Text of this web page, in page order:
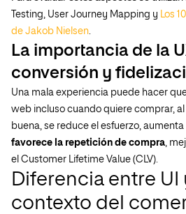
Testing, User Journey Mapping y Los
de Jakob Nielsen.
La importancia de la
conversión y
Una mala experiencia puede hacer
web incluso cuando quiere comprar,
buena, se reduce el esfuerzo,
favorece la repetición de compra,
el Customer Lifetime Value (CLV).
Diferencia entre UI
contexto del